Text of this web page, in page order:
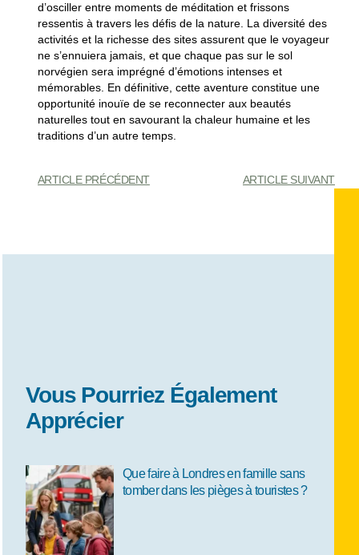
d’osciller entre moments de méditation et frissons
ressentis à travers les défis de la nature. La diversité des
activités et la richesse des sites assurent que le voyageur
ne s’ennuiera jamais, et que chaque pas sur le sol
norvégien sera imprégné d’émotions intenses et
mémorables. En définitive, cette aventure constitue une
opportunité inouïe de se reconnecter aux beautés
naturelles tout en savourant la chaleur humaine et les
traditions d’un autre temps.
ARTICLE PRÉCÉDENT ARTICLE SUIVANT
Vous Pourriez Également
Apprécier
Que faire à Londres en famille sans
tomber dans les pièges à touristes ?